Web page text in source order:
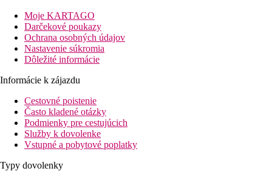
priestranných izbách s panoramatickým výhľadom na pobrežie.
Nákupné možnosti a zábavu majú hostia priamo v rezorte alebo
v jeho blízkom okolí. Rezort si získava svojich hostí výbornou
polohou, vynikajúcou kuchyňou a pestrou ponukou služieb na
veľmi dobrej úrovni.
Vzdialenosti
letiska: 70 km
centra: 8 km
nákupných možností: v hoteli
Vybavenie izby
Štandardná izba
Moje KARTAGO
Darčekové poukazy
Ochrana osobných údajov
Nastavenie súkromia
Dôležité informácie
Informácie k zájazdu
Cestovné poistenie
Často kladené otázky
Podmienky pre cestujúcich
Služby k dovolenke
Vstupné a pobytové poplatky
Typy dovolenky